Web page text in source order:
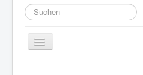
Suchen
...
Navigation
an/aus